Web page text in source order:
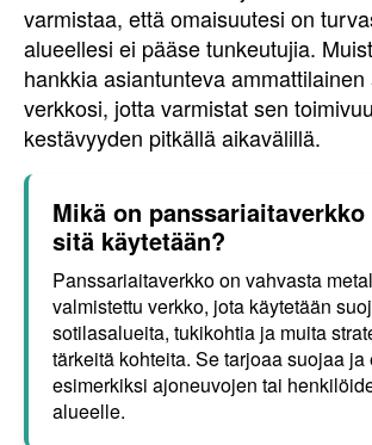
varmistaa, että omaisuutesi on
alueellesi ei pääse tunkeutujia.
hankkia asiantunteva
verkkosi, jotta varmistat sen
kestävyyden pitkällä aikavälillä.
Mikä on
sitä käytetään?
Panssariaitaverkko on vahvasta
valmistettu verkko, jota käytetään
sotilasalueita, tukikohtia ja muita
tärkeitä kohteita. Se tarjoaa suojaa ja
esimerkiksi ajoneuvojen tai
alueelle.